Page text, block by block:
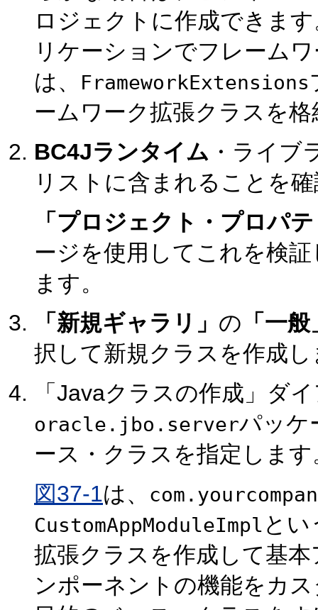
ロジェクトに作成できま
リケーションでフレーム
は、
FrameworkExtensions
ームワーク拡張クラスを
BC4Jランタイム ・ライブ
リストに含まれることを
「プロジェクト・プロパ
ージを使用してこれを検
ます。
「新規ギャラリ」 の 「一
択して新規クラスを作成し
「Javaクラスの作成」ダ
oracle.jbo.serverパッケ
ース・クラスを指定します
図37-1は、
CustomAppModuleImpl と
拡張クラスを作成して基
ンポーネントの機能をカ